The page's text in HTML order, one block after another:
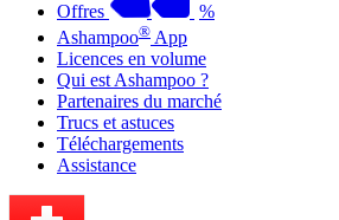
Offres
%
Ashampoo® App
Licences en volume
Qui est Ashampoo ?
Partenaires du marché
Trucs et astuces
Téléchargements
Assistance